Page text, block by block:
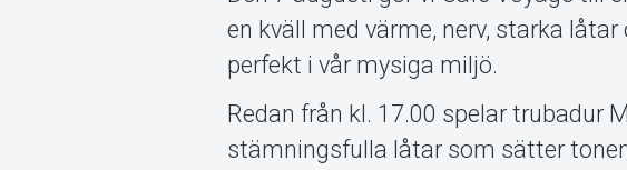
en kväll med värme, nerv, starka
perfekt i vår mysiga miljö.
Redan från kl. 17.00 spelar trubadur
stämningsfulla låtar som sätter